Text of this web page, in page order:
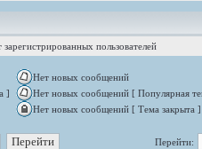
пользователей
Нет новых сообщений
]
Нет новых сообщений [ Популярная
Нет новых сообщений [ Тема закрыта ]
Перейти: